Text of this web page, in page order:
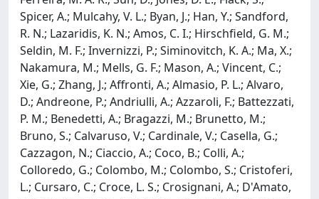
Spicer, A.; Mulcahy, V. L.; Byan, J.; Han, Y.; Sandford,
R. N.; Lazaridis, K. N.; Amos, C. I.; Hirschfield, G. M.;
Seldin, M. F.; Invernizzi, P.; Siminovitch, K. A.; Ma, X.;
Nakamura, M.; Mells, G. F.; Mason, A.; Vincent, C.;
Xie, G.; Zhang, J.; Affronti, A.; Almasio, P. L.; Alvaro,
D.; Andreone, P.; Andriulli, A.; Azzaroli, F.; Battezzati,
P. M.; Benedetti, A.; Bragazzi, M.; Brunetto, M.;
Bruno, S.; Calvaruso, V.; Cardinale, V.; Casella, G.;
Cazzagon, N.; Ciaccio, A.; Coco, B.; Colli, A.;
Colloredo, G.; Colombo, M.; Colombo, S.; Cristoferi,
L.; Cursaro, C.; Croce, L. S.; Crosignani, A.; D'Amato,